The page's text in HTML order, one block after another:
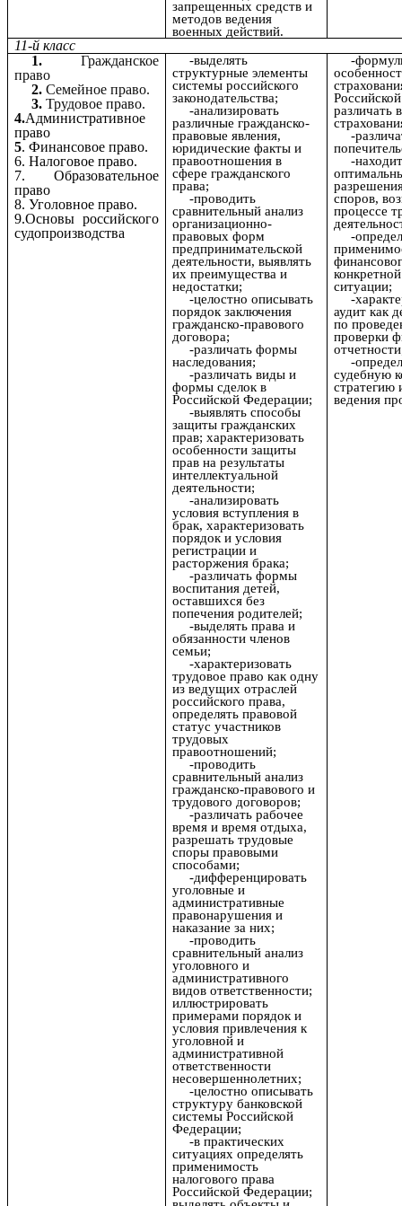
запрещенных средств и
методов ведения
военных действий.
11-й класс
1. Гражданское
право
2. Семейное право.
3. Трудовое право.
4.Административное
право
5. Финансовое право.
6. Налоговое право.
7. Образовательное
право
8. Уголовное право.
9.Основы российского
судопроизводства
-выделять
структурные элементы
системы российского
законодательства;
-анализировать
различные гражданско-
правовые явления,
юридические факты и
правоотношения в
сфере гражданского
права;
-проводить
сравнительный анализ
организационно-
правовых форм
предпринимательской
деятельности, выявлять
их преимущества и
недостатки;
-целостно описывать
порядок заключения
гражданско-правового
договора;
-различать формы
наследования;
-различать виды и
формы сделок в
Российской Федерации;
-выявлять способы
защиты гражданских
прав; характеризовать
особенности защиты
прав на результаты
интеллектуальной
деятельности;
-анализировать
условия вступления в
брак, характеризовать
порядок и условия
регистрации и
расторжения брака;
-различать формы
воспитания детей,
оставшихся без
попечения родителей;
-выделять права и
обязанности членов
семьи;
-характеризовать
трудовое право как одну
из ведущих отраслей
российского права,
определять правовой
статус участников
трудовых
правоотношений;
-проводить
сравнительный анализ
гражданско-правового и
трудового договоров;
-различать рабочее
время и время отдыха,
разрешать трудовые
споры правовыми
способами;
-дифференцировать
уголовные и
административные
правонарушения и
наказание за них;
-проводить
сравнительный анализ
уголовного и
административного
видов ответственности;
иллюстрировать
примерами порядок и
условия привлечения к
уголовной и
административной
ответственности
несовершеннолетних;
-целостно описывать
структуру банковской
системы Российской
Федерации;
-в практических
ситуациях определять
применимость
налогового права
Российской Федерации;
-
различать
-
-
споров,
процессе
-
ситуации;
-
аудит как
по
проверки
-
судебную
стратегию
ведения